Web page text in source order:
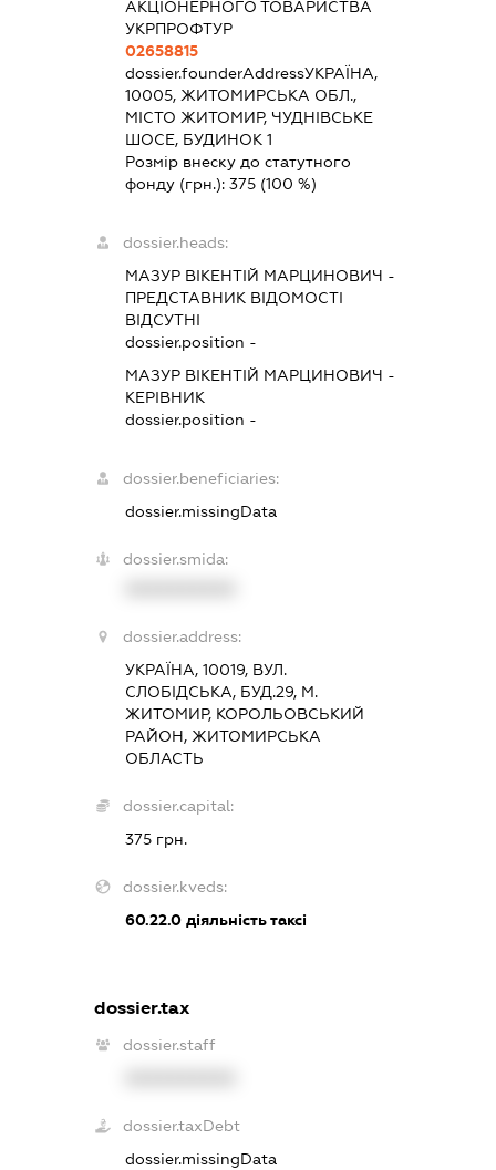
АКЦІОНЕРНОГО ТОВАРИСТВА
УКРПРОФТУР
02658815
dossier.founderAddressУКРАЇНА,
10005, ЖИТОМИРСЬКА ОБЛ.,
МІСТО ЖИТОМИР, ЧУДНІВСЬКЕ
ШОСЕ, БУДИНОК 1
Розмір внеску до статутного
фонду (грн.):375 (100 %)
dossier.heads:
МАЗУР ВІКЕНТІЙ МАРЦИНОВИЧ -
ПРЕДСТАВНИК ВІДОМОСТІ
ВІДСУТНІ
dossier.position -
МАЗУР ВІКЕНТІЙ МАРЦИНОВИЧ -
КЕРІВНИК
dossier.position -
dossier.beneficiaries:
dossier.missingData
dossier.smida:
dossier.address:
УКРАЇНА, 10019, ВУЛ.
СЛОБІДСЬКА, БУД.29, М.
ЖИТОМИР, КОРОЛЬОВСЬКИЙ
РАЙОН, ЖИТОМИРСЬКА
ОБЛАСТЬ
dossier.capital:
375 грн.
dossier.kveds:
60.22.0 діяльність таксі
dossier.tax
dossier.staff
dossier.taxDebt
dossier.missingData